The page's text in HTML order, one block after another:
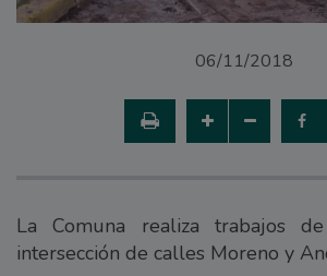
06/11/2018
La Comuna realiza trabajos
intersección de calles Moreno y